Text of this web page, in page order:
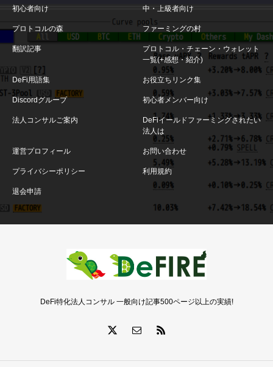
初心者向け 中・上級者向け
プロトコルの森 ファーミングの村
翻訳記事
プロトコル・チェーン・ウォレット
一覧(+感想・紹介)
DeFi用語集 お役立ちリンク集
Discordグループ 初心者メンバー向け
法人コンサルご案内
DeFiイールドファーミングされたい
法人は
運営プロフィール お問い合わせ
プライバシーポリシー 利用規約
退会申請
DeFi特化法人コンサル 一般向け記事500ページ以上の実績!